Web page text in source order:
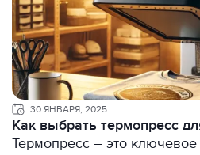
30 ЯНВАРЯ, 2025
Как выбрать термопресс
Термопресс – это